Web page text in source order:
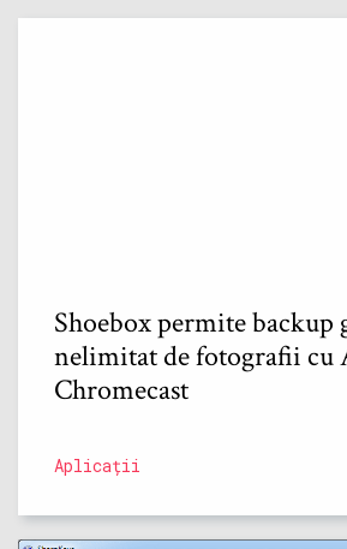
Shoebox permite backup
nelimitat de fotografii cu
Chromecast
Aplicații